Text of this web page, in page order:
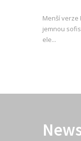
Menší verze
jemnou
ele...